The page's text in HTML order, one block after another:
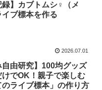
録】カブトムシ♀（メ
イブ標本を作る
2026.07.01
自由研究】100均グッズ
けでOK！親子で楽しむ
のライブ標本」の作り方